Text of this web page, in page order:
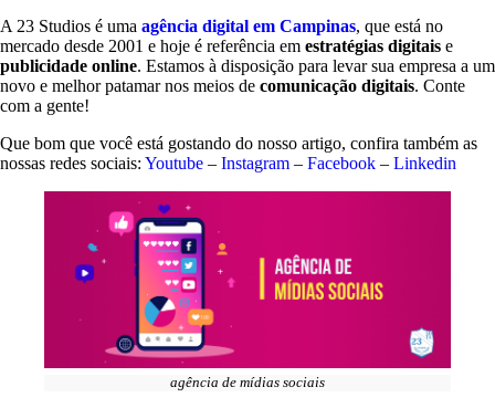
A 23 Studios é uma agência digital em Campinas, que está no
mercado desde 2001 e hoje é referência em estratégias digitais e
publicidade online. Estamos à disposição para levar sua empresa a um
novo e melhor patamar nos meios de comunicação digitais. Conte
com a gente!
Que bom que você está gostando do nosso artigo, confira também as
nossas redes sociais: Youtube – Instagram – Facebook – Linkedin
agência de mídias sociais